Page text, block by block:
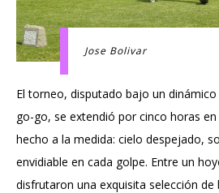
Jose Bolivar
El torneo, disputado bajo un
go-go, se extendió por cinco horas
hecho a la medida: cielo despejado,
envidiable en cada golpe. Entre un
disfrutaron una exquisita selección